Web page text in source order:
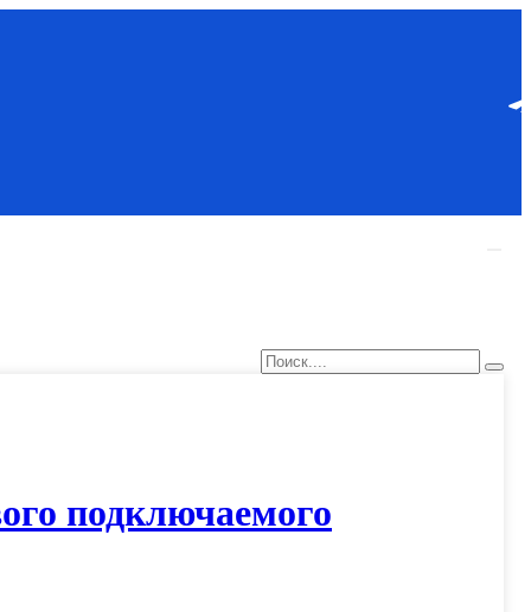
подключаемого